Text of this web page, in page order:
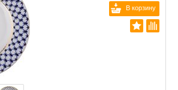
В корзину